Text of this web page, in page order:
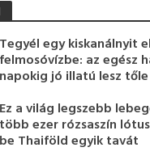
Tegyél egy kiskanálnyit
felmosóvízbe: az egész
napokig jó illatú lesz tőle
Ez a világ legszebb
több ezer rózsaszín
be Thaiföld egyik tavát